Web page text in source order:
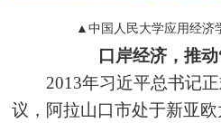
▲中国人民大学应用经济
口岸经济，推
2013年习近平总书记
议，阿拉山口市处于新亚